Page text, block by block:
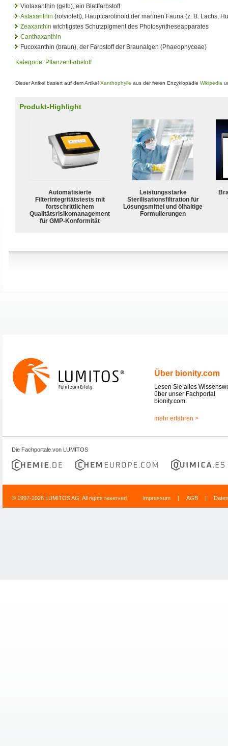
Violaxanthin (gelb), ein Blattfarbstoff
Astaxanthin (rotviolett), Hauptcarotinoid der marinen Fauna (z. B. Lachs,
Zeaxanthin wichtigstes Schutzpigment des Photosyntheseapparates
Canthaxanthin
Fucoxanthin (braun), der Farbstoff der Braunalgen (Phaeophyceae)
Kategorie: Pflanzenfarbstoff
Dieser Artikel basiert auf dem Artikel Xanthophylle aus der freien Enzyklopädie Wikipedia
Produkt-Highlight
Automatisierte
Filterintegritätstests mit
fortschrittlichem
Qualitätsrisikomanagement
für GMP-Konformität
Leistungsstarke
Sterilisationsfiltration für
Lösungsmittel und ölhaltige
Formulierungen
Über bionity.com
Lesen Sie alles
über unser Fachportal
bionity.com.
mehr erfahren >
Die Fachportale von LUMITOS
© 1997-2026 LUMITOS AG, All rights reserved Impressum | AGB |